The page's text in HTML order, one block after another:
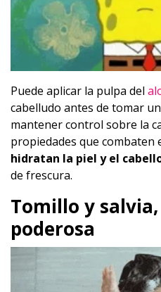
Puede aplicar la pulpa del
cabelludo antes de tomar
mantener control sobre la
propiedades que combaten
hidratan la piel y el
de frescura.
Tomillo y
poderosa